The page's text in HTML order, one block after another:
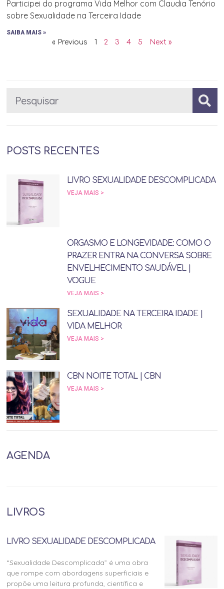
Participei do programa Vida Melhor com Claudia Tenório
sobre Sexualidade na Terceira Idade
SAIBA MAIS »
« Previous 1 2 3 4 5 Next »
POSTS RECENTES
LIVRO SEXUALIDADE DESCOMPLICADA
VEJA MAIS >
ORGASMO E LONGEVIDADE: COMO O
PRAZER ENTRA NA CONVERSA SOBRE
ENVELHECIMENTO SAUDÁVEL |
VOGUE
VEJA MAIS >
SEXUALIDADE NA TERCEIRA IDADE |
VIDA MELHOR
VEJA MAIS >
CBN NOITE TOTAL | CBN
VEJA MAIS >
AGENDA
LIVROS
LIVRO SEXUALIDADE DESCOMPLICADA
“Sexualidade Descomplicada” é uma obra
que rompe com abordagens superficiais e
propõe uma leitura profunda, científica e